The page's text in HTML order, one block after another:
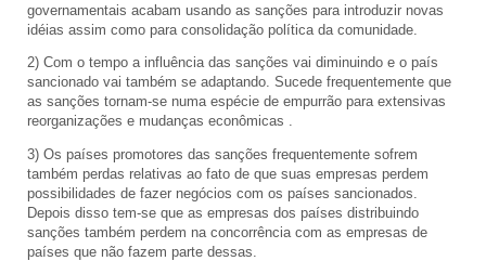
governamentais acabam usando as sanções para introduzir novas
idéias assim como para consolidação política da comunidade.
2) Com o tempo a influência das sanções vai diminuindo e o país
sancionado vai também se adaptando. Sucede frequentemente que
as sanções tornam-se numa espécie de empurrão para extensivas
reorganizações e mudanças econômicas .
3) Os países promotores das sanções frequentemente sofrem
também perdas relativas ao fato de que suas empresas perdem
possibilidades de fazer negócios com os países sancionados.
Depois disso tem-se que as empresas dos países distribuindo
sanções também perdem na concorrência com as empresas de
países que não fazem parte dessas.